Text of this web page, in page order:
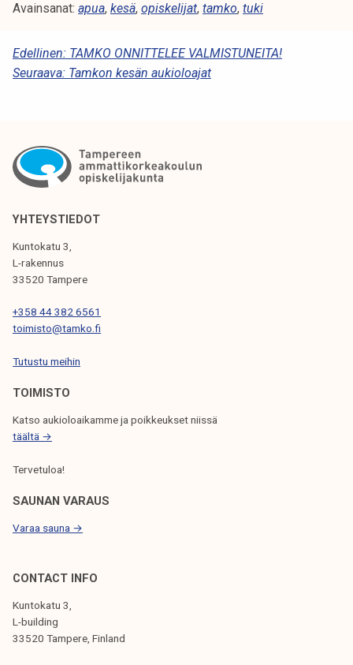
Avainsanat: apua, kesä, opiskelijat, tamko, tuki
A
R
K
K
E
L
I
E
N
S
E
L
A
U
S
Edellinen: TAMKO ONNITTELEE VALMISTUNEITA!
Seuraava: Tamkon kesän aukioloajat
YHTEYSTIEDOT
Kuntokatu 3,
L-rakennus
33520 Tampere
+358 44 382 6561
toimisto@tamko.fi
Tutustu meihin
TOIMISTO
Katso aukioloaikamme ja poikkeukset niissä
täältä →
Tervetuloa!
SAUNAN VARAUS
Varaa sauna →
CONTACT INFO
Kuntokatu 3,
L-building
33520 Tampere, Finland